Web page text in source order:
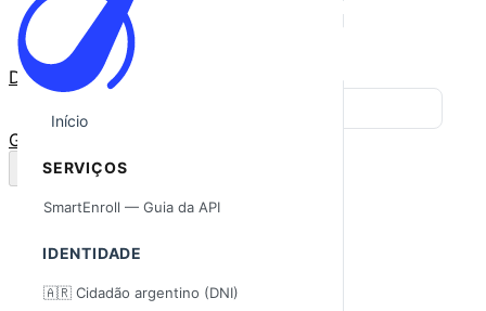
日本語
中文
Docs
GitHub
Início
SERVIÇOS
SmartEnroll — Guia da API
IDENTIDADE
🇦🇷 Cidadão argentino (DNI)